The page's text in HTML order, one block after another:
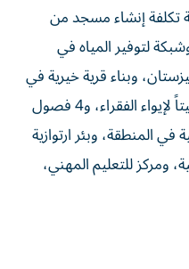
إنشاء مسجد من
216 مصلياً، وشبكة لتوفير المياه في
وبناء قرية خيرية في
الفلبين تشتمل على مسجد و25 بيتاً لإيواء الفقراء، و4 فصول
في المنطقة، وبئر ارتوازية
ومركز للتعليم المهني،